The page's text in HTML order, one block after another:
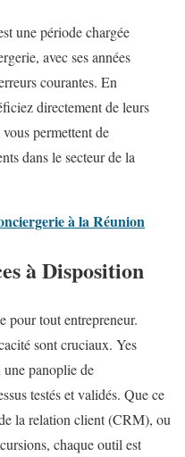
une période chargée
avec ses années
courantes. En
directement de leurs
permettent de
dans le secteur de la
à la Réunion
à Disposition
pour tout entrepreneur.
sont cruciaux. Yes
panoplie de
testés et validés. Que ce
la relation client (CRM), ou
chaque outil est